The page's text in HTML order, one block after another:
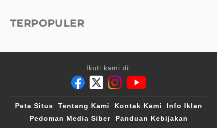
TERPOPULER
Ikuti kami di:
Peta Situs Tentang Kami Kontak Kami
Info Iklan
Pedoman Media Siber
Panduan Kebijakan